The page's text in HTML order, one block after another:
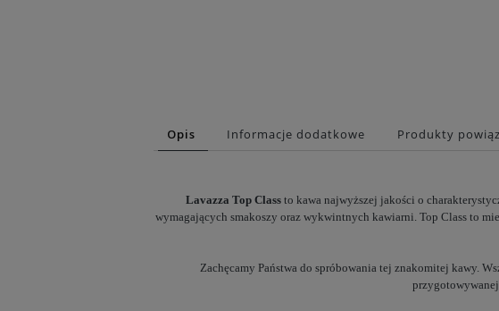
Opis Informacje dodatkowe Produkty
Lavazza Top Class to kawa najwyższej jakości o
wymagających smakoszy oraz wykwintnych kawiarni. Top Class to
Zachęcamy Państwa do spróbowania tej znakomitej kawy.